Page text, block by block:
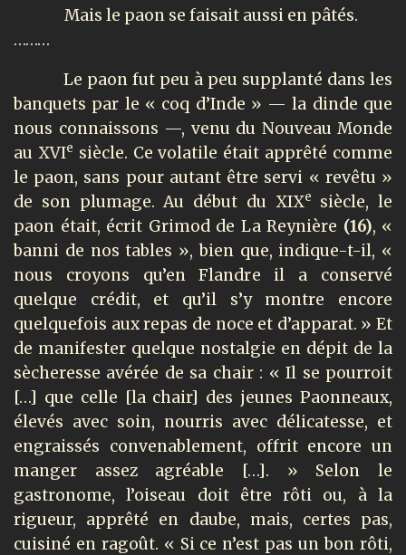
Mais le paon se faisait aussi en pâtés.
………
Le paon fut peu à peu supplanté dans les
banquets par le « coq d’Inde » — la dinde que
nous connaissons —, venu du Nouveau Monde
au XVIe siècle. Ce volatile était apprêté comme
le paon, sans pour autant être servi « revêtu »
de son plumage. Au début du XIXe
siècle, le
paon était, écrit Grimod de La Reynière (16), «
banni de nos tables », bien que, indique-t-il, «
nous croyons qu’en Flandre il a conservé
quelque crédit, et qu’il s’y montre encore
quelquefois aux repas de noce et d’apparat. » Et
de manifester quelque nostalgie en dépit de la
sècheresse avérée de sa chair : « Il se pourroit
[…] que celle [la chair] des jeunes Paonneaux,
élevés avec soin, nourris avec délicatesse, et
engraissés convenablement, offrit encore un
manger assez agréable […]. » Selon le
gastronome, l’oiseau doit être rôti ou, à la
rigueur, apprêté en daube, mais, certes pas,
cuisiné en ragoût. « Si ce n’est pas un bon rôti,